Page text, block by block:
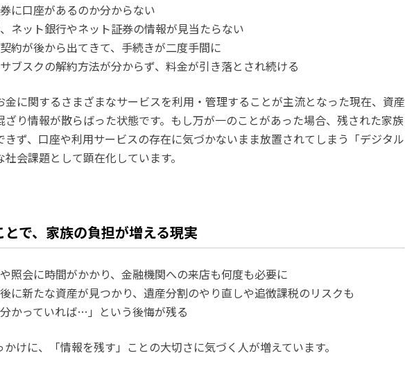
に口座があるのか分からない
ネット銀行やネット証券の情報が見当たらない
約が後から出てきて、手続きが二度手間に
ブスクの解約方法が分からず、料金が引き落とされ続ける
金に関するさまざまなサービスを利用・管理することが主流となった現在、資産
ざり情報が散らばった状態です。もし万が一のことがあった場合、残された家族
きず、口座や利用サービスの存在に気づかないまま放置されてしまう「デジタル
会課題として顕在化しています。
で、家族の負担が増える現実
照会に時間がかかり、金融機関への来店も何度も必要に
に新たな資産が見つかり、遺産分割のやり直しや追徴課税のリスクも
分かっていれば…」という後悔が残る
けに、「情報を残す」ことの大切さに気づく人が増えています。